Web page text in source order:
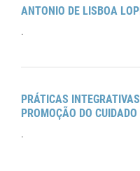
ANTONIO DE LISBOA
.
PRÁTICAS
PROMOÇÃO DO
.